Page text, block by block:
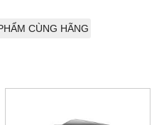
CÙNG HÃNG